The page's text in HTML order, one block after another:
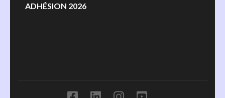
ADHÉSION 2026